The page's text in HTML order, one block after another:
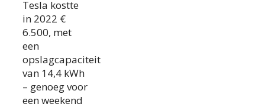
Tesla kostte
in 2022 €
6.500, met
een
opslagcapaciteit
van 14,4 kWh
– genoeg voor
een weekend